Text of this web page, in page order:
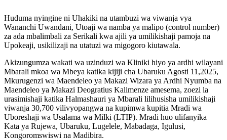
Huduma nyingine ni Uhakiki na utambuzi wa viwanja vya
Wananchi Uwandani, Utoaji wa namba ya malipo (control number)
za ada mbalimbali za Serikali kwa ajili ya umilikishaji pamoja na
Upokeaji, usikilizaji na utatuzi wa migogoro kiutawala.
Akizungumza wakati wa uzinduzi wa Kliniki hiyo ya ardhi wilayani
Mbarali mkoa wa Mbeya katika kijiji cha Ubaruku Agosti 11,2025,
Mkurugenzi wa Maendeleo ya Makazi Wizara ya Ardhi Nyumba na
Maendeleo ya Makazi Deogratius Kalimenze amesema, zoezi la
urasimishaji katika Halmashauri ya Mbarali lilihusisha umilikishaji
viwanja 30,700 vilivyopangwa na kupimwa kupitia Mradi wa
Uboreshaji wa Usalama wa Milki (LTIP). Mradi huo ulifanyika
Kata ya Rujewa, Ubaruku, Lugelele, Mabadaga, Igulusi,
Kongoromswiswi na Madibira.